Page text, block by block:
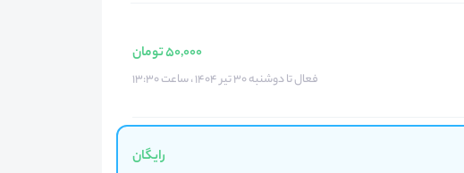
50,000 تومان
فعال تا دوشنبه ۳۰ تیر ۱۴۰۴ ، ساعت ۱۳:۳۰
رایگان